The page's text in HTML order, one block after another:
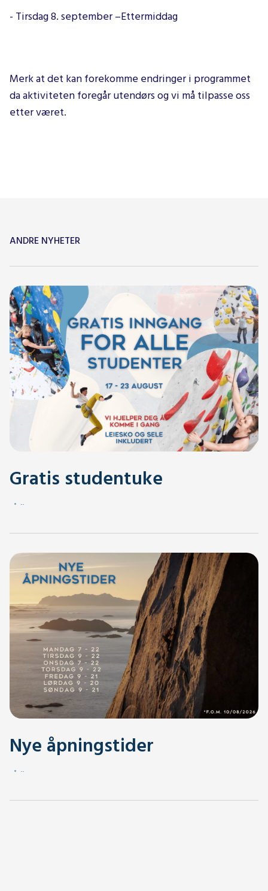
- Tirsdag 8. september –Ettermiddag
Merk at det kan forekomme endringer i programmet
da aktiviteten foregår utendørs og vi må tilpasse oss
etter været.
ANDRE NYHETER
Gratis studentuke
..
Nye åpningstider
..